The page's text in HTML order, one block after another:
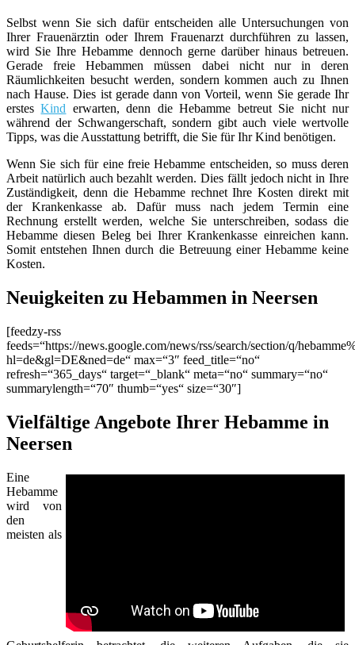
Selbst wenn Sie sich dafür entscheiden alle Untersuchungen von
Ihrer Frauenärztin oder Ihrem Frauenarzt durchführen zu lassen,
wird Sie Ihre Hebamme dennoch gerne darüber hinaus betreuen.
Gerade freie Hebammen müssen dabei nicht nur in deren
Räumlichkeiten besucht werden, sondern kommen auch zu Ihnen
nach Hause. Dies ist gerade dann von Vorteil, wenn Sie gerade Ihr
erstesKind erwarten, denn die Hebamme betreut Sie nicht nur
während der Schwangerschaft, sondern gibt auch viele wertvolle
Tipps, was die Ausstattung betrifft, die Sie für Ihr Kind benötigen.
Wenn Sie sich für eine freie Hebamme entscheiden, so muss deren
Arbeit natürlich auch bezahlt werden. Dies fällt jedoch nicht in Ihre
Zuständigkeit, denn die Hebamme rechnet Ihre Kosten direkt mit
der Krankenkasse ab. Dafür muss nach jedem Termin eine
Rechnung erstellt werden, welche Sie unterschreiben, sodass die
Hebamme diesen Beleg bei Ihrer Krankenkasse einreichen kann.
Somit entstehen Ihnen durch die Betreuung einer Hebamme keine
Kosten.
Neuigkeiten zu Hebammen in Neersen
[feedzy-rss
feeds=“https://news.google.com/news/rss/search/section/q/
hl=de&gl=DE&ned=de“ max=“3″ feed_title=“no“
refresh=“365_days“ target=“_blank“ meta=“no“ summary=“no“
summarylength=“70″ thumb=“yes“ size=“30″]
Vielfältige Angebote Ihrer Hebamme in
Neersen
Eine
Hebamme
wird von
den
meisten als